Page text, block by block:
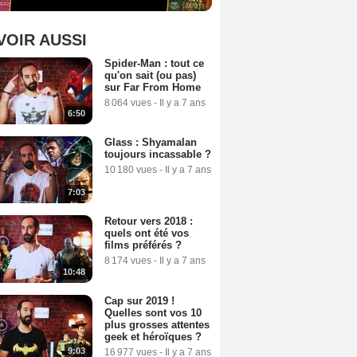
AUSSI
6:50
Spider-Man : tout ce
qu'on sait (ou pas)
sur Far From Home
8 064 vues - Il y a 7 ans
7:03
Glass : Shyamalan
toujours incassable ?
10 180 vues - Il y a 7 ans
10:48
Retour vers 2018 :
quels ont été vos
films préférés ?
8 174 vues - Il y a 7 ans
9:03
Cap sur 2019 !
Quelles sont vos 10
plus grosses attentes
geek et héroïques ?
16 977 vues - Il y a 7 ans